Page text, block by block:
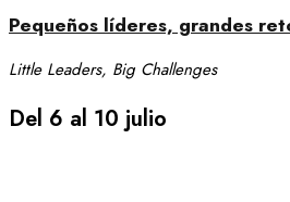
Pequeños líderes, grandes
Little Leaders, Big Challenges
Del 6 al 10 julio